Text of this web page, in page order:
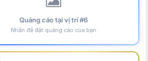
Quảng cáo tại vị trí #6
Nhấn để đặt quảng cáo của bạn